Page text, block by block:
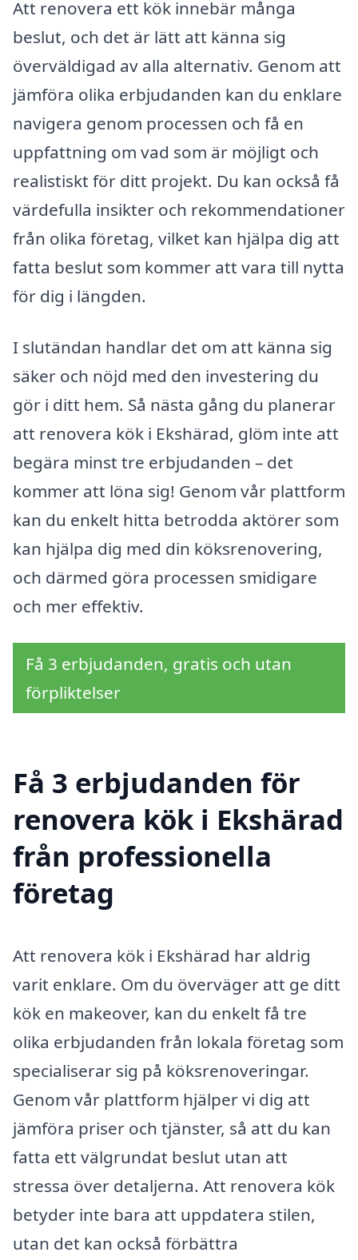
Att renovera ett kök innebär många
beslut, och det är lätt att känna sig
överväldigad av alla alternativ. Genom att
jämföra olika erbjudanden kan du enklare
navigera genom processen och få en
uppfattning om vad som är möjligt och
realistiskt för ditt projekt. Du kan också få
värdefulla insikter och rekommendationer
från olika företag, vilket kan hjälpa dig att
fatta beslut som kommer att vara till nytta
för dig i längden.
I slutändan handlar det om att känna sig
säker och nöjd med den investering du
gör i ditt hem. Så nästa gång du planerar
att renovera kök i Ekshärad, glöm inte att
begära minst tre erbjudanden – det
kommer att löna sig! Genom vår plattform
kan du enkelt hitta betrodda aktörer som
kan hjälpa dig med din köksrenovering,
och därmed göra processen smidigare
och mer effektiv.
Få 3 erbjudanden, gratis och utan
förpliktelser
Få 3 erbjudanden för
renovera kök i Ekshärad
från professionella
företag
Att renovera kök i Ekshärad har aldrig
varit enklare. Om du överväger att ge ditt
kök en makeover, kan du enkelt få tre
olika erbjudanden från lokala företag som
specialiserar sig på köksrenoveringar.
Genom vår plattform hjälper vi dig att
jämföra priser och tjänster, så att du kan
fatta ett välgrundat beslut utan att
stressa över detaljerna. Att renovera kök
betyder inte bara att uppdatera stilen,
utan det kan också förbättra